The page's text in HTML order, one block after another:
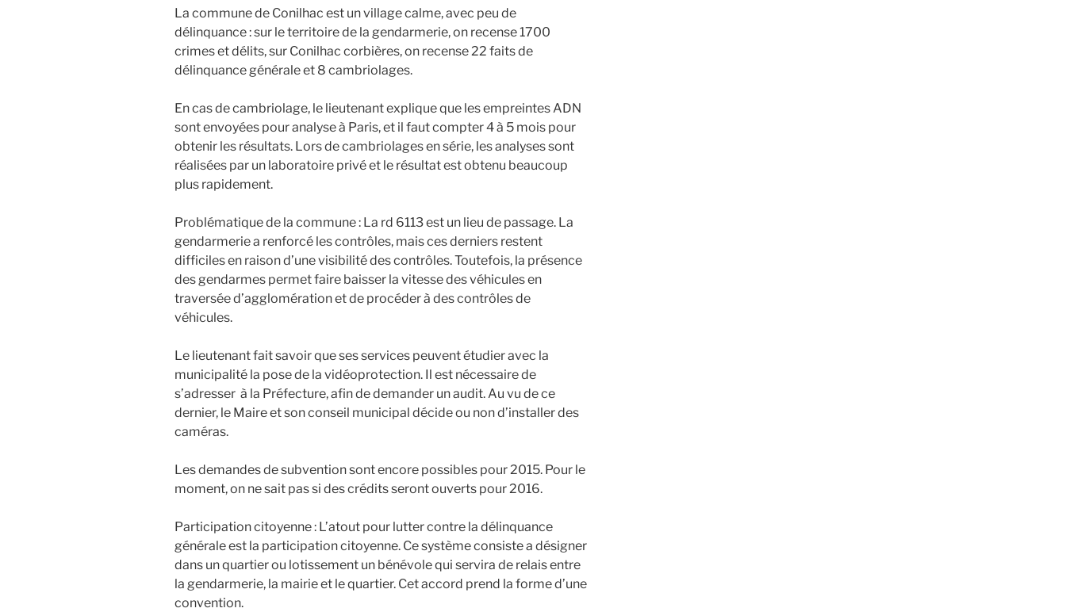
La commune de Conilhac est un village calme, avec peu de
délinquance : sur le territoire de la gendarmerie, on recense 1700
crimes et délits, sur Conilhac corbières, on recense 22 faits de
délinquance générale et 8 cambriolages.
En cas de cambriolage, le lieutenant explique que les empreintes ADN
sont envoyées pour analyse à Paris, et il faut compter 4 à 5 mois pour
obtenir les résultats. Lors de cambriolages en série, les analyses sont
réalisées par un laboratoire privé et le résultat est obtenu beaucoup
plus rapidement.
Problématique de la commune : La rd 6113 est un lieu de passage. La
gendarmerie a renforcé les contrôles, mais ces derniers restent
difficiles en raison d’une visibilité des contrôles. Toutefois, la présence
des gendarmes permet faire baisser la vitesse des véhicules en
traversée d’agglomération et de procéder à des contrôles de
véhicules.
Le lieutenant fait savoir que ses services peuvent étudier avec la
municipalité la pose de la vidéoprotection. Il est nécessaire de
s’adresser à la Préfecture, afin de demander un audit. Au vu de ce
dernier, le Maire et son conseil municipal décide ou non d’installer des
caméras.
Les demandes de subvention sont encore possibles pour 2015. Pour le
moment, on ne sait pas si des crédits seront ouverts pour 2016.
Participation citoyenne : L’atout pour lutter contre la délinquance
générale est la participation citoyenne. Ce système consiste a désigner
dans un quartier ou lotissement un bénévole qui servira de relais entre
la gendarmerie, la mairie et le quartier. Cet accord prend la forme d’une
convention.